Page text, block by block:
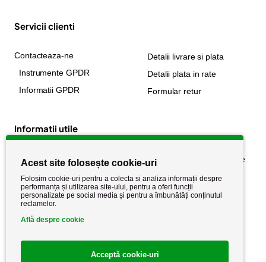
Servicii clienti
Contacteaza-ne
Instrumente GPDR
Informatii GPDR
Detalii livrare si plata
Detalii plata in rate
Formular retur
Informatii utile
Despre noi
Stiri si noutati
Politica de cookie
Politica de confidențialitate
Politica de retur
Termeni si conditii
Acest site folosește cookie-uri
Folosim cookie-uri pentru a colecta si analiza informații despre
performanța și utilizarea site-ului, pentru a oferi funcții
personalizate pe social media și pentru a îmbunătăți conținutul
reclamelor.
Află despre cookie
Acceptă cookie-uri